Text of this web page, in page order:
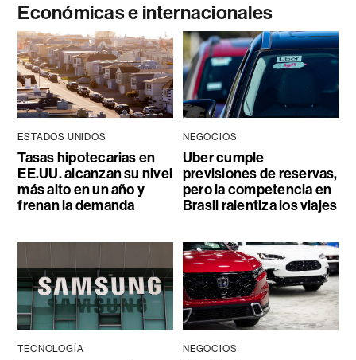
Económicas e internacionales
ESTADOS UNIDOS
Tasas hipotecarias en
EE.UU. alcanzan su nivel
más alto en un año y
frenan la demanda
NEGOCIOS
Uber cumple
previsiones de reservas,
pero la competencia en
Brasil ralentiza los viajes
TECNOLOGÍA NEGOCIOS